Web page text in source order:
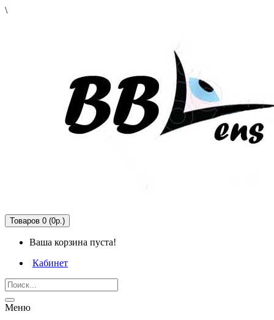
\
Товаров 0 (0р.)
Ваша корзина пуста!
Кабинет
Меню